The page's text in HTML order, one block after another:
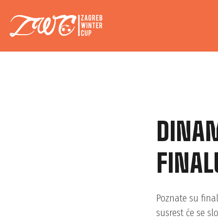
Poznate su
susrest će se